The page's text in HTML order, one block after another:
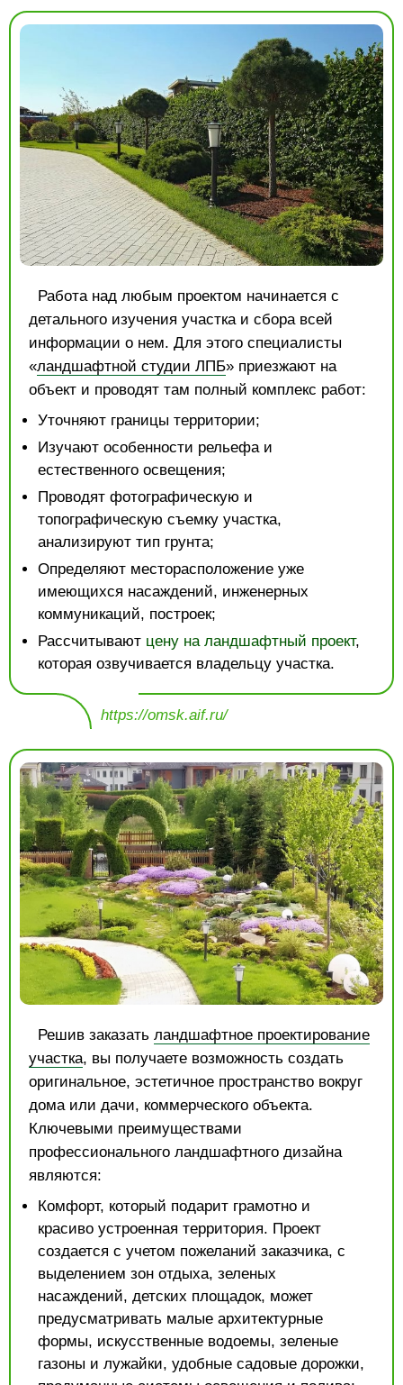
Работа над любым проектом начинается с
детального изучения участка и сбора всей
информации о нем. Для этого специалисты
«ландшафтной студии ЛПБ» приезжают на
объект и проводят там полный комплекс работ:
Уточняют границы территории;
Изучают особенности рельефа и
естественного освещения;
Проводят фотографическую и
топографическую съемку участка,
анализируют тип грунта;
Определяют месторасположение уже
имеющихся насаждений, инженерных
коммуникаций, построек;
Рассчитывают цену на ландшафтный проект,
которая озвучивается владельцу участка.
https://omsk.aif.ru/
Решив заказать ландшафтное проектирование
участка, вы получаете возможность создать
оригинальное, эстетичное пространство вокруг
дома или дачи, коммерческого объекта.
Ключевыми преимуществами
профессионального ландшафтного дизайна
являются:
Комфорт, который подарит грамотно и
красиво устроенная территория. Проект
создается с учетом пожеланий заказчика, с
выделением зон отдыха, зеленых
насаждений, детских площадок, может
предусматривать малые архитектурные
формы, искусственные водоемы, зеленые
газоны и лужайки, удобные садовые дорожки,